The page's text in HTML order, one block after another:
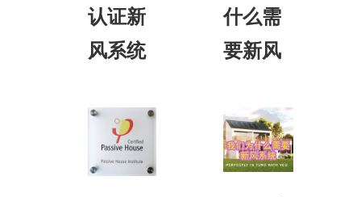
认证新
风系统
什么需
要新风